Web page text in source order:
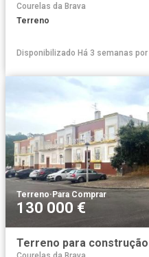
Courelas da Brava
Terreno
Disponibilizado Há 3 semanas por
Terreno·Para Comprar
130 000 €